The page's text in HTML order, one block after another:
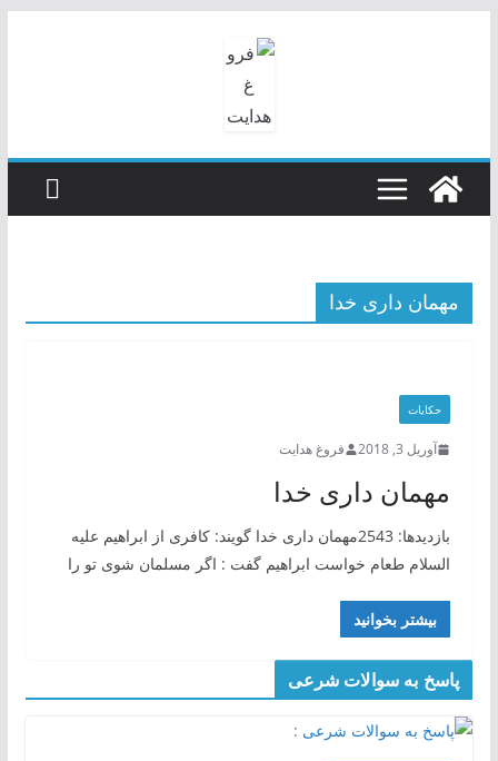
مهمان داری خدا
حکایات
آوریل 3, 2018 فروغ هدایت
مهمان داری خدا
بازدیدها: 2543مهمان داری خدا گویند: كافری از ابراهیم علیه
السلام طعام خواست ابراهیم گفت : اگر مسلمان شوی تو را
بیشتر بخوانید
پاسخ به سوالات شرعی